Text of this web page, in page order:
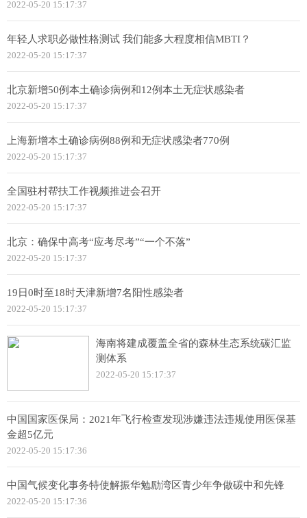
2022-05-20 15:17:37
年轻人求职必做性格测试 我们能多大程度相信MBTI？
2022-05-20 15:17:37
北京新增50例本土确诊病例和12例本土无症状感染者
2022-05-20 15:17:37
上海新增本土确诊病例88例和无症状感染者770例
2022-05-20 15:17:37
全国驻村帮扶工作视频推进会召开
2022-05-20 15:17:37
北京：确保中高考“应考尽考”“一个不落”
2022-05-20 15:17:37
19日0时至18时天津新增7名阳性感染者
2022-05-20 15:17:37
海南将建成覆盖全省的森林生态系统碳汇监
测体系
2022-05-20 15:17:37
中国国家医保局：2021年飞行检查发现涉嫌违法违规使用医保基
金超5亿元
2022-05-20 15:17:36
中国气候变化事务特使解振华勉励湾区青少年争做碳中和先锋
2022-05-20 15:17:36